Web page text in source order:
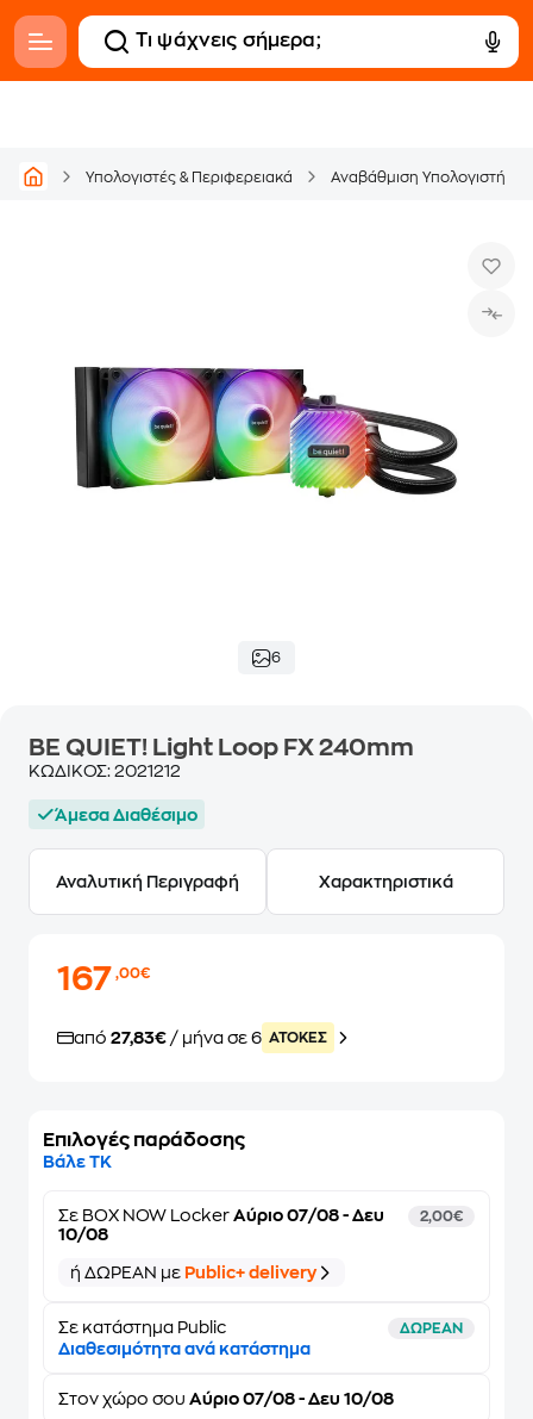
Υπολογιστές & Περιφερειακά Αναβάθμιση Υπολογιστή
6
BE QUIET! Light Loop FX 240mm
ΚΩΔΙΚΟΣ: 2021212
Άμεσα Διαθέσιμο
Αναλυτική Περιγραφή Χαρακτηριστικά
167,00€
από 27,83€ / μήνα σε 6 ATOKEΣ
Επιλογές παράδοσης
Βάλε ΤΚ
Σε BOX NOW Locker Αύριο 07/08 - Δευ
10/08
2,00€
ή ΔΩΡΕΑΝ με Public+ delivery
Σε κατάστημα Public ΔΩΡΕΑΝ
Διαθεσιμότητα ανά κατάστημα
Στον χώρο σου Αύριο 07/08 - Δευ 10/08